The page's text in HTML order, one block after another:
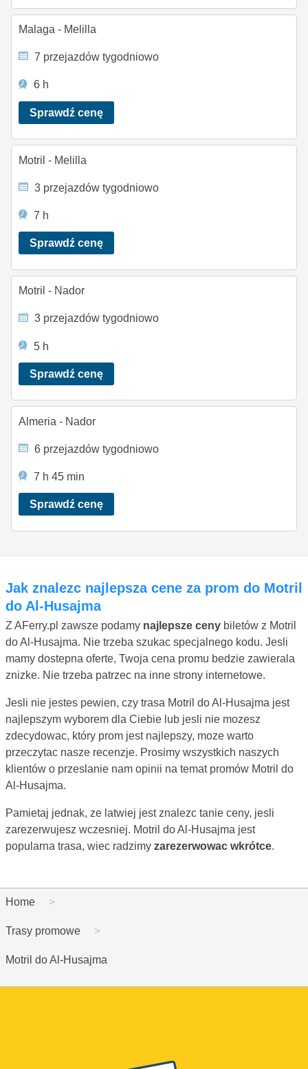
Malaga - Melilla
7 przejazdów tygodniowo
6 h
Sprawdź cenę
Motril - Melilla
3 przejazdów tygodniowo
7 h
Sprawdź cenę
Motril - Nador
3 przejazdów tygodniowo
5 h
Sprawdź cenę
Almeria - Nador
6 przejazdów tygodniowo
7 h 45 min
Sprawdź cenę
Jak znalezc najlepsza cene za prom do Motril
do Al-Husajma
Z AFerry.pl zawsze podamy najlepsze ceny biletów z Motril
do Al-Husajma. Nie trzeba szukac specjalnego kodu. Jesli
mamy dostepna oferte, Twoja cena promu bedzie zawierala
znizke. Nie trzeba patrzec na inne strony internetowe.
Jesli nie jestes pewien, czy trasa Motril do Al-Husajma jest
najlepszym wyborem dla Ciebie lub jesli nie mozesz
zdecydowac, który prom jest najlepszy, moze warto
przeczytac nasze recenzje. Prosimy wszystkich naszych
klientów o przeslanie nam opinii na temat promów Motril do
Al-Husajma.
Pamietaj jednak, ze latwiej jest znalezc tanie ceny, jesli
zarezerwujesz wczesniej. Motril do Al-Husajma jest
popularna trasa, wiec radzimy zarezerwowac wkrótce.
Home
Trasy promowe
Motril do Al-Husajma